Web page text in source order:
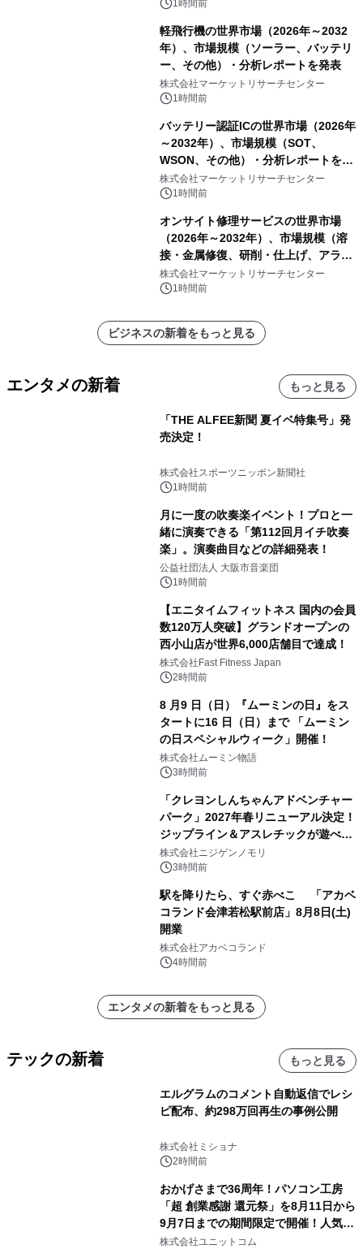
1時間前
軽飛行機の世界市場（2026年～2032
年）、市場規模（ソーラー、バッテリ
ー、その他）・分析レポートを発表
株式会社マーケットリサーチセンター
1時間前
バッテリー認証ICの世界市場（2026年
～2032年）、市場規模（SOT、
WSON、その他）・分析レポートを発
表
株式会社マーケットリサーチセンター
1時間前
オンサイト修理サービスの世界市場
（2026年～2032年）、市場規模（溶
接・金属修復、研削・仕上げ、アライ
メント、その他）・分析レポートを発
表
株式会社マーケットリサーチセンター
1時間前
ビジネスの新着をもっと見る
エンタメの新着 もっと見る
「THE ALFEE新聞 夏イベ特集号」発
売決定！
株式会社スポーツニッポン新聞社
1時間前
月に一度の吹奏楽イベント！プロと一
緒に演奏できる「第112回月イチ吹奏
楽」。演奏曲目などの詳細発表！
公益社団法人 大阪市音楽団
1時間前
【エニタイムフィットネス 国内の会員
数120万人突破】グランドオープンの
西小山店が世界6,000店舗目で達成！
株式会社Fast Fitness Japan
2時間前
8 月9 日（日）『ムーミンの日』をス
タートに16 日（日）まで 「ムーミン
の日スペシャルウィーク」開催！
株式会社ムーミン物語
3時間前
「クレヨンしんちゃんアドベンチャー
パーク」2027年春リニューアル決定！
ジップライン＆アスレチックが遊べる
のは今年が最後！ 「ラスト！ドキがム
ネムネ～大作戦！」始動
株式会社ニジゲンノモリ
3時間前
駅を降りたら、すぐ赤べこ 「アカベ
コランド会津若松駅前店」8月8日(土)
開業
株式会社アカベコランド
4時間前
エンタメの新着をもっと見る
テックの新着 もっと見る
エルグラムのコメント自動返信でレシ
ピ配布、約298万回再生の事例公開
株式会社ミショナ
2時間前
おかげさまで36周年！パソコン工房
「超 創業感謝 還元祭」を8月11日から
9月7日までの期間限定で開催！人気の
ゲーミングPCや高性能ノートPCなど
株式会社ユニットコム